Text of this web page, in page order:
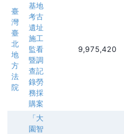
臺
灣
臺
北
地
方
法
院
基地
考古
遺址
施工
監看
暨調
查記
錄勞
務採
購案
9,975,420
「大
園智